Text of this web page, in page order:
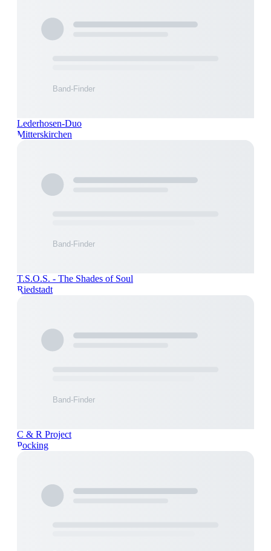
Lederhosen-Duo
Mitterskirchen
T.S.O.S. - The Shades of Soul
Riedstadt
C & R Project
Pocking